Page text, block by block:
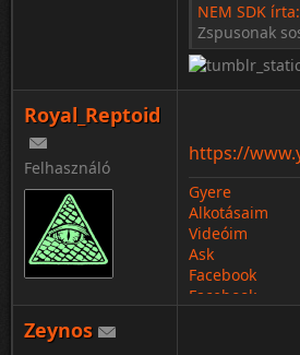
¦ ™ ® © ↑ ♂ ▬
NEM SDK írta:
Zspusonak
Royal_Reptoid
Felhasználó
https://
Gyere
Alkotásaim
Videóim
Ask
Facebook
Facebook
Zeynos